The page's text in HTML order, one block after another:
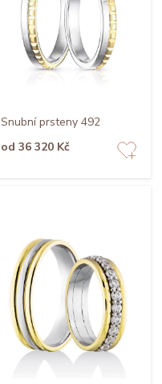
Snubní prsteny 492
od 36 320 Kč